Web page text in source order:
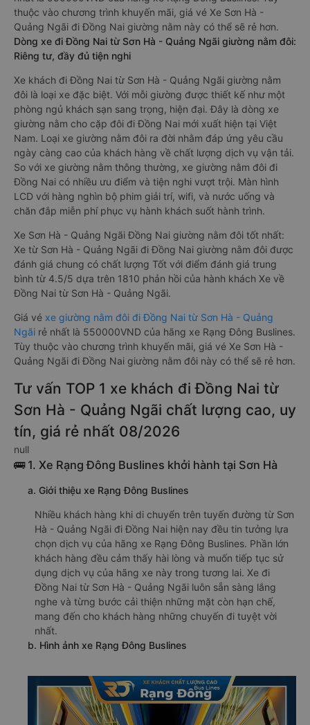
thuộc vào chương trình khuyến mãi, giá vé Xe Sơn Hà -
Quảng Ngãi đi Đồng Nai giường nằm này có thể sẽ rẻ hơn.
Dòng xe đi Đồng Nai từ Sơn Hà - Quảng Ngãi giường nằm đôi:
Riêng tư, đầy đủ tiện nghi
Xe khách đi Đồng Nai từ Sơn Hà - Quảng Ngãi giường nằm
đôi là loại xe đặc biệt. Với mỗi giường được thiết kế như một
phòng ngủ khách sạn sang trọng, hiện đại. Đây là dòng xe
giường nằm cho cặp đôi đi Đồng Nai mới xuất hiện tại Việt
Nam. Loại xe giường nằm đôi ra đời nhằm đáp ứng yêu cầu
ngày càng cao của khách hàng về chất lượng dịch vụ vận tải.
So với xe giường nằm thông thường, xe giường nằm đôi đi
Đồng Nai có nhiều ưu điểm và tiện nghi vượt trội. Màn hình
LCD với hàng nghìn bộ phim giải trí, wifi, và nước uống và
chăn đắp miễn phí phục vụ hành khách suốt hành trình.
Xe Sơn Hà - Quảng Ngãi Đồng Nai giường nằm đôi tốt nhất:
Xe từ Sơn Hà - Quảng Ngãi đi Đồng Nai giường nằm đôi được
đánh giá chung có chất lượng Tốt với điểm đánh giá trung
bình từ 4.5/5 dựa trên 1810 phản hồi của hành khách Xe về
Đồng Nai từ Sơn Hà - Quảng Ngãi.
Giá vé xe giường nằm đôi đi Đồng Nai từ Sơn Hà - Quảng
Ngãi rẻ nhất là 550000VND của hãng xe Rạng Đông Buslines.
Tùy thuộc vào chương trình khuyến mãi, giá vé Xe Sơn Hà -
Quảng Ngãi đi Đồng Nai giường nằm đôi này có thể sẽ rẻ hơn.
Tư vấn TOP 1 xe khách đi Đồng Nai từ
Sơn Hà - Quảng Ngãi chất lượng cao, uy
tín, giá rẻ nhất 08/2026
null
🚌 1. Xe Rạng Đông Buslines khởi hành tại Sơn Hà
a. Giới thiệu xe Rạng Đông Buslines
Nhiều khách hàng khi di chuyển trên tuyến đường từ Sơn
Hà - Quảng Ngãi đi Đồng Nai hiện nay đều tin tưởng lựa
chọn dịch vụ của hãng xe Rạng Đông Buslines. Phần lớn
khách hàng đều cảm thấy hài lòng và muốn tiếp tục sử
dụng dịch vụ của hãng xe này trong tương lai. Xe đi
Đồng Nai từ Sơn Hà - Quảng Ngãi luôn sẵn sàng lắng
nghe và từng bước cải thiện những mặt còn hạn chế,
mang đến cho khách hàng những chuyến đi tuyệt vời
nhất.
b. Hình ảnh xe Rạng Đông Buslines